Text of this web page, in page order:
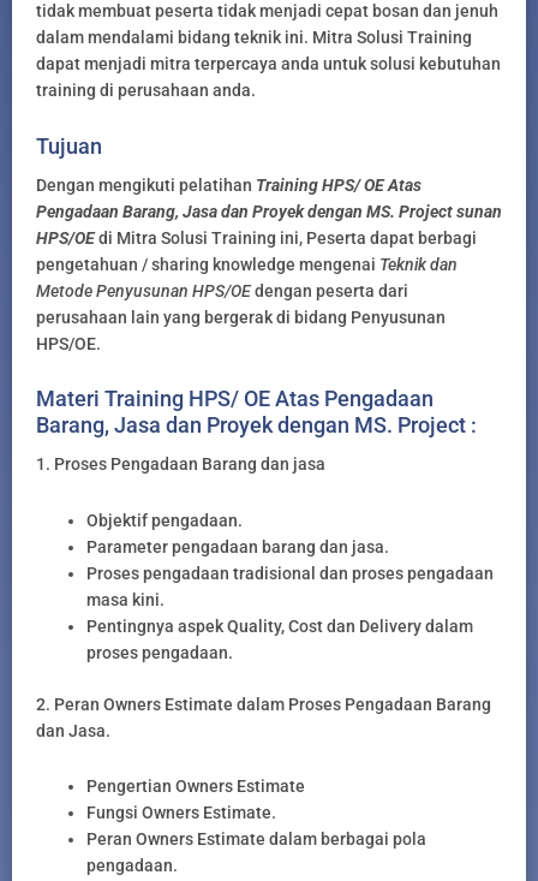
tidak membuat peserta tidak menjadi cepat bosan dan jenuh
dalam mendalami bidang teknik ini. Mitra Solusi Training
dapat menjadi mitra terpercaya anda untuk solusi kebutuhan
training di perusahaan anda.
Tujuan
Dengan mengikuti pelatihan Training HPS/ OE Atas
Pengadaan Barang, Jasa dan Proyek dengan MS. Project sunan
HPS/OEdi Mitra Solusi Training ini, Peserta dapat berbagi
pengetahuan / sharing knowledge mengenai Teknik dan
Metode Penyusunan HPS/OEdengan peserta dari
perusahaan lain yang bergerak di bidang Penyusunan
HPS/OE.
Materi Training HPS/ OE Atas Pengadaan
Barang, Jasa dan Proyek dengan MS. Project :
1. Proses Pengadaan Barang dan jasa
Objektif pengadaan.
Parameter pengadaan barang dan jasa.
Proses pengadaan tradisional dan proses pengadaan
masa kini.
Pentingnya aspek Quality, Cost dan Delivery dalam
proses pengadaan.
2. Peran Owners Estimate dalam Proses Pengadaan Barang
dan Jasa.
Pengertian Owners Estimate
Fungsi Owners Estimate.
Peran Owners Estimate dalam berbagai pola
pengadaan.